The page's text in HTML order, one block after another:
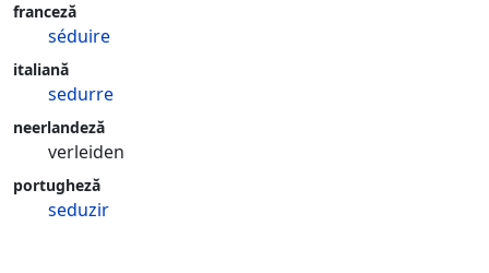
franceză
séduire
italiană
sedurre
neerlandeză
verleiden
portugheză
seduzir